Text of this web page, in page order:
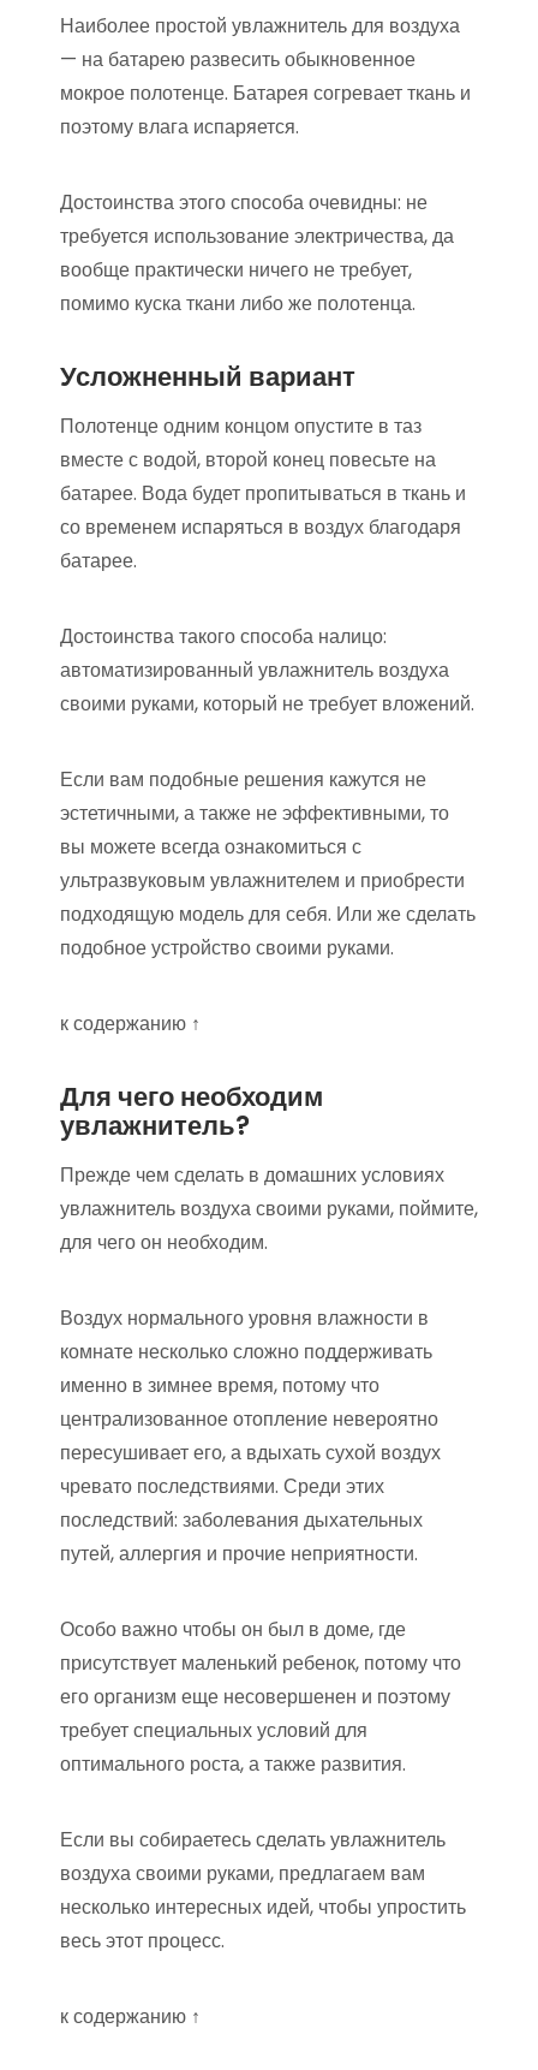
Наиболее простой увлажнитель для воздуха
— на батарею развесить обыкновенное
мокрое полотенце. Батарея согревает ткань и
поэтому влага испаряется.
Достоинства этого способа очевидны: не
требуется использование электричества, да
вообще практически ничего не требует,
помимо куска ткани либо же полотенца.
Усложненный вариант
Полотенце одним концом опустите в таз
вместе с водой, второй конец повесьте на
батарее. Вода будет пропитываться в ткань и
со временем испаряться в воздух благодаря
батарее.
Достоинства такого способа налицо:
автоматизированный увлажнитель воздуха
своими руками, который не требует вложений.
Если вам подобные решения кажутся не
эстетичными, а также не эффективными, то
вы можете всегда ознакомиться с
ультразвуковым увлажнителем и приобрести
подходящую модель для себя. Или же сделать
подобное устройство своими руками.
к содержанию ↑
Для чего необходим
увлажнитель?
Прежде чем сделать в домашних условиях
увлажнитель воздуха своими руками, поймите,
для чего он необходим.
Воздух нормального уровня влажности в
комнате несколько сложно поддерживать
именно в зимнее время, потому что
централизованное отопление невероятно
пересушивает его, а вдыхать сухой воздух
чревато последствиями. Среди этих
последствий: заболевания дыхательных
путей, аллергия и прочие неприятности.
Особо важно чтобы он был в доме, где
присутствует маленький ребенок, потому что
его организм еще несовершенен и поэтому
требует специальных условий для
оптимального роста, а также развития.
Если вы собираетесь сделать увлажнитель
воздуха своими руками, предлагаем вам
несколько интересных идей, чтобы упростить
весь этот процесс.
к содержанию ↑